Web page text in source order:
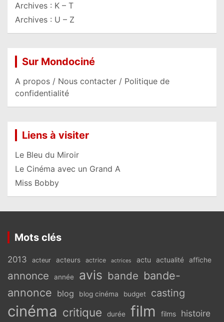
Archives : K – T
Archives : U – Z
Sur Mondociné
A propos / Nous contacter / Politique de
confidentialité
Liens à visiter
Le Bleu du Miroir
Le Cinéma avec un Grand A
Miss Bobby
Mots clés
2013 acteur acteurs actrice actrices actu actualité affiche
annonce année avis bande bande-
annonce blog blog cinéma budget casting
cinéma critique durée film films histoire